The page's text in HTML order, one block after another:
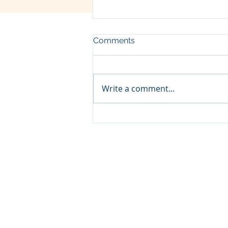
Comments
Write a comment...